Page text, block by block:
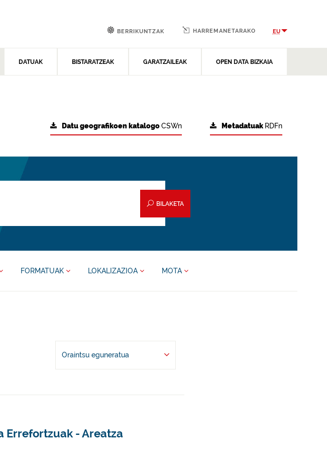
DATUAK BISTARATZEAK GARATZAILEAK OPEN DATA BIZKAIA
BERRIKUNTZAK HARREMANETARAKO EU
Metadatuak RDFn
Datu geografikoen katalogoCSWn
BILAKETA
FORMATUAK LOKALIZAZIOA MOTA
Oraintsu eguneratua
Errefortzuak - Areatza